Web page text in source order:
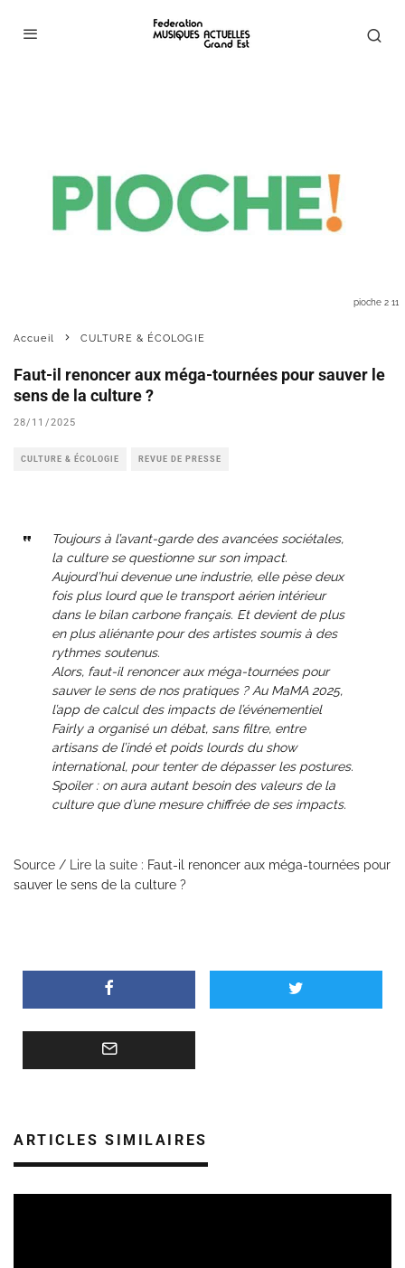
pioche 2 11
Accueil CULTURE & ÉCOLOGIE
Faut-il renoncer aux méga-tournées pour sauver le
sens de la culture ?
28/11/2025
CULTURE & ÉCOLOGIE REVUE DE PRESSE
Toujours à l’avant-garde des avancées sociétales,
la culture se questionne sur son impact.
Aujourd’hui devenue une industrie, elle pèse deux
fois plus lourd que le transport aérien intérieur
dans le bilan carbone français. Et devient de plus
en plus aliénante pour des artistes soumis à des
rythmes soutenus.
Alors, faut-il renoncer aux méga-tournées pour
sauver le sens de nos pratiques ? Au MaMA 2025,
l’app de calcul des impacts de l’événementiel
Fairly a organisé un débat, sans filtre, entre
artisans de l’indé et poids lourds du show
international, pour tenter de dépasser les postures.
Spoiler : on aura autant besoin des valeurs de la
culture que d’une mesure chiffrée de ses impacts.
Source / Lire la suite : Faut-il renoncer aux méga-tournées pour
sauver le sens de la culture ?
ARTICLES SIMILAIRES